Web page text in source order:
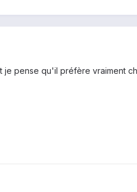
je pense qu'il préfère vraiment